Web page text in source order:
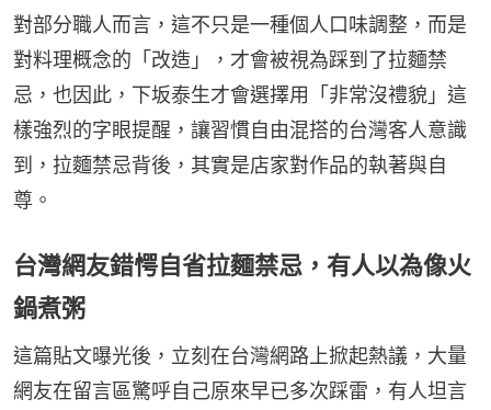
對部分職人而言，這不只是一種個人口味調整，而是
對料理概念的「改造」，才會被視為踩到了拉麵禁
忌，也因此，下坂泰生才會選擇用「非常沒禮貌」這
樣強烈的字眼提醒，讓習慣自由混搭的台灣客人意識
到，拉麵禁忌背後，其實是店家對作品的執著與自
尊。
台灣網友錯愕自省拉麵禁忌，有人以為像火
鍋煮粥
這篇貼文曝光後，立刻在台灣網路上掀起熱議，大量
網友在留言區驚呼自己原來早已多次踩雷，有人坦言